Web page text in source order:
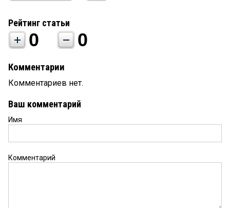
Рейтинг статьи
0 0
Комментарии
Комментариев нет.
Ваш комментарий
Имя
Комментарий